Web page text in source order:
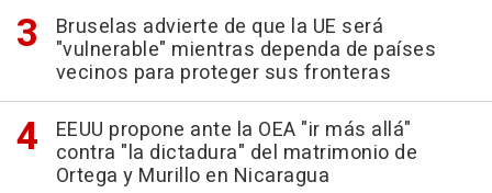
Bruselas advierte de que la UE será
"vulnerable" mientras dependa de países
vecinos para proteger sus fronteras
EEUU propone ante la OEA "ir más allá"
contra "la dictadura" del matrimonio de
Ortega y Murillo en Nicaragua